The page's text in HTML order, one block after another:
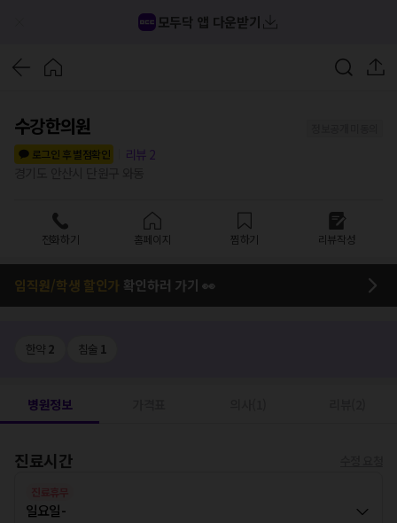
모두닥 앱 다운받기
수강한의원
로그인 후 별점확인
리뷰 2
전화하기 홈페이지 찜하기 리뷰작성
임직원/학생 할인가 확인하러 가기 👀
한약 2 침술 1
병원정보
진료시간
일요일-